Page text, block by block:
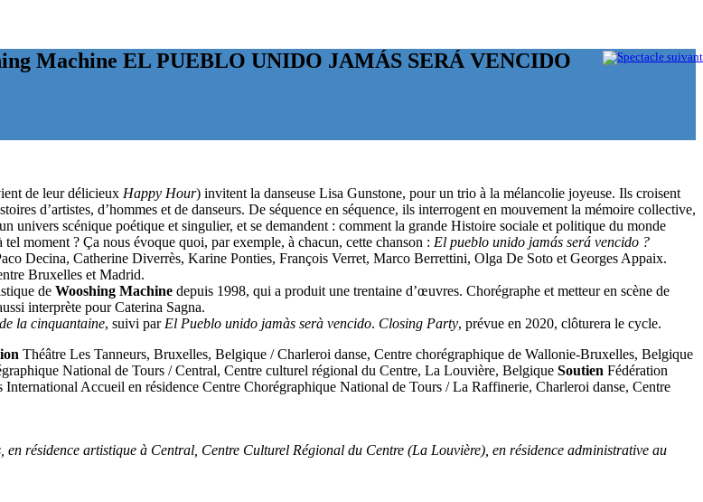
Machine EL PUEBLO UNIDO JAMÁS SERÁ VENCIDO
de leur délicieux Happy Hour) invitent la danseuse Lisa Gunstone, pour un trio à la mélancolie joyeuse. Ils croisent
d’artistes, d’hommes et de danseurs. De séquence en séquence, ils interrogent en mouvement la mémoire collective,
univers scénique poétique et singulier, et se demandent : comment la grande Histoire sociale et politique du monde
moment ? Ça nous évoque quoi, par exemple, à chacun, cette chanson : El pueblo unido jamás será vencido ?
Decina, Catherine Diverrès, Karine Ponties, François Verret, Marco Berrettini, Olga De Soto et Georges Appaix.
Bruxelles et Madrid.
de Wooshing Machine depuis 1998, qui a produit une trentaine d’œuvres. Chorégraphe et metteur en scène de
interprète pour Caterina Sagna.
la cinquantaine, suivi par El Pueblo unido jamàs serà vencido. Closing Party, prévue en 2020, clôturera le cycle.
Théâtre Les Tanneurs, Bruxelles, Belgique / Charleroi danse, Centre chorégraphique de Wallonie-Bruxelles, Belgique
National de Tours / Central, Centre culturel régional du Centre, La Louvière, Belgique Soutien Fédération
Accueil en résidence Centre Chorégraphique National de Tours / La Raffinerie, Charleroi danse, Centre
résidence artistique à Central, Centre Culturel Régional du Centre (La Louvière), en résidence administrative au